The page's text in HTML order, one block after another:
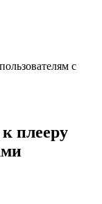
с
плееру